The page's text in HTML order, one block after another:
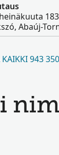
Abaúj-
KAIKKI 943 350